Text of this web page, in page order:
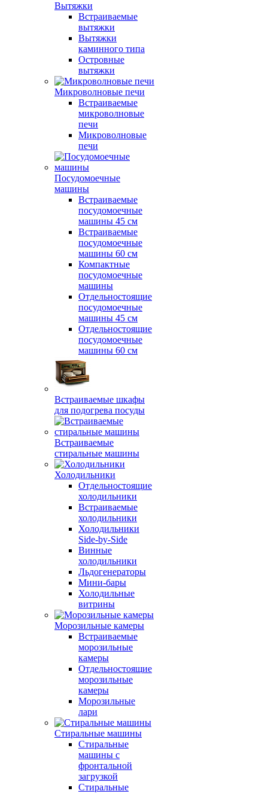
Вытяжки
Встраиваемые
вытяжки
Вытяжки
каминного типа
Островные
вытяжки
Микроволновые печи
Встраиваемые
микроволновые
печи
Микроволновые
печи
Посудомоечные
машины
Встраиваемые
посудомоечные
машины 45 см
Встраиваемые
посудомоечные
машины 60 см
Компактные
посудомоечные
машины
Отдельностоящие
посудомоечные
машины 45 см
Отдельностоящие
посудомоечные
машины 60 см
Встраиваемые шкафы
для подогрева посуды
Встраиваемые
стиральные машины
Холодильники
Отдельностоящие
холодильники
Встраиваемые
холодильники
Холодильники
Side-by-Side
Винные
холодильники
Льдогенераторы
Мини-бары
Холодильные
витрины
Морозильные камеры
Встраиваемые
морозильные
камеры
Отдельностоящие
морозильные
камеры
Морозильные
лари
Стиральные машины
Стиральные
машины с
фронтальной
загрузкой
Стиральные